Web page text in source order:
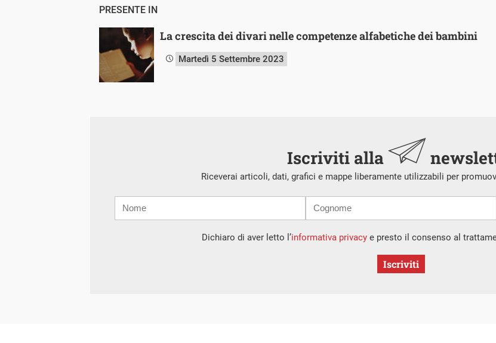
PRESENTE IN
La crescita dei divari nelle competenze alfabetiche dei bambini
Martedì 5 Settembre 2023
Iscriviti alla
Riceverai articoli, dati, grafici e mappe liberamente utilizzabili per
mail
Dichiaro di aver letto l’informativa privacye presto il consenso al
Iscriviti